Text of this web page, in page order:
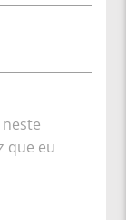
que eu